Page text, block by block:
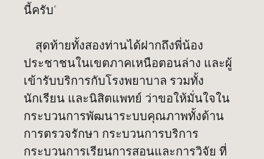
นี้ครับ”
สุดท้ายทั้งสองท่านได้ฝากถึงพี่น้อง
ประชาชนในเขตภาคเหนือตอนล่าง และผู้
เข้ารับบริการกับโรงพยาบาล รวมทั้ง
นักเรียน และนิสิตแพทย์ ว่าขอให้มั่นใจใน
กระบวนการพัฒนาระบบคุณภาพทั้งด้าน
การตรวจรักษา กระบวนการบริการ
กระบวนการเรียนการสอนและการวิจัย ที่